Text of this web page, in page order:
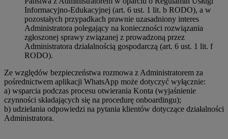
Informacyjno-Edukacyjnej (art. 6 ust. 1 lit. b RODO), a w
pozostałych przypadkach prawnie uzasadniony interes
Administratora polegający na konieczności rozwiązania
zgłoszonej sprawy związanej z prowadzoną przez
Administratora działalnością gospodarczą (art. 6 ust. 1 lit. f
RODO).
Ze względów bezpieczeństwa rozmowa z Administratorem za
pośrednictwem aplikacji WhatsApp może dotyczyć wyłącznie:
a) wsparcia podczas procesu otwierania Konta (wyjaśnienie
czynności składających się na procedurę onboardingu);
b) udzielania odpowiedzi na pytania klientów dotyczące działalności
Administratora.